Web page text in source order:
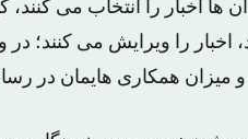
ها اخبار را انتخاب می کنند،
را ویرایش می کنند؛
میزان همکاری هایمان در